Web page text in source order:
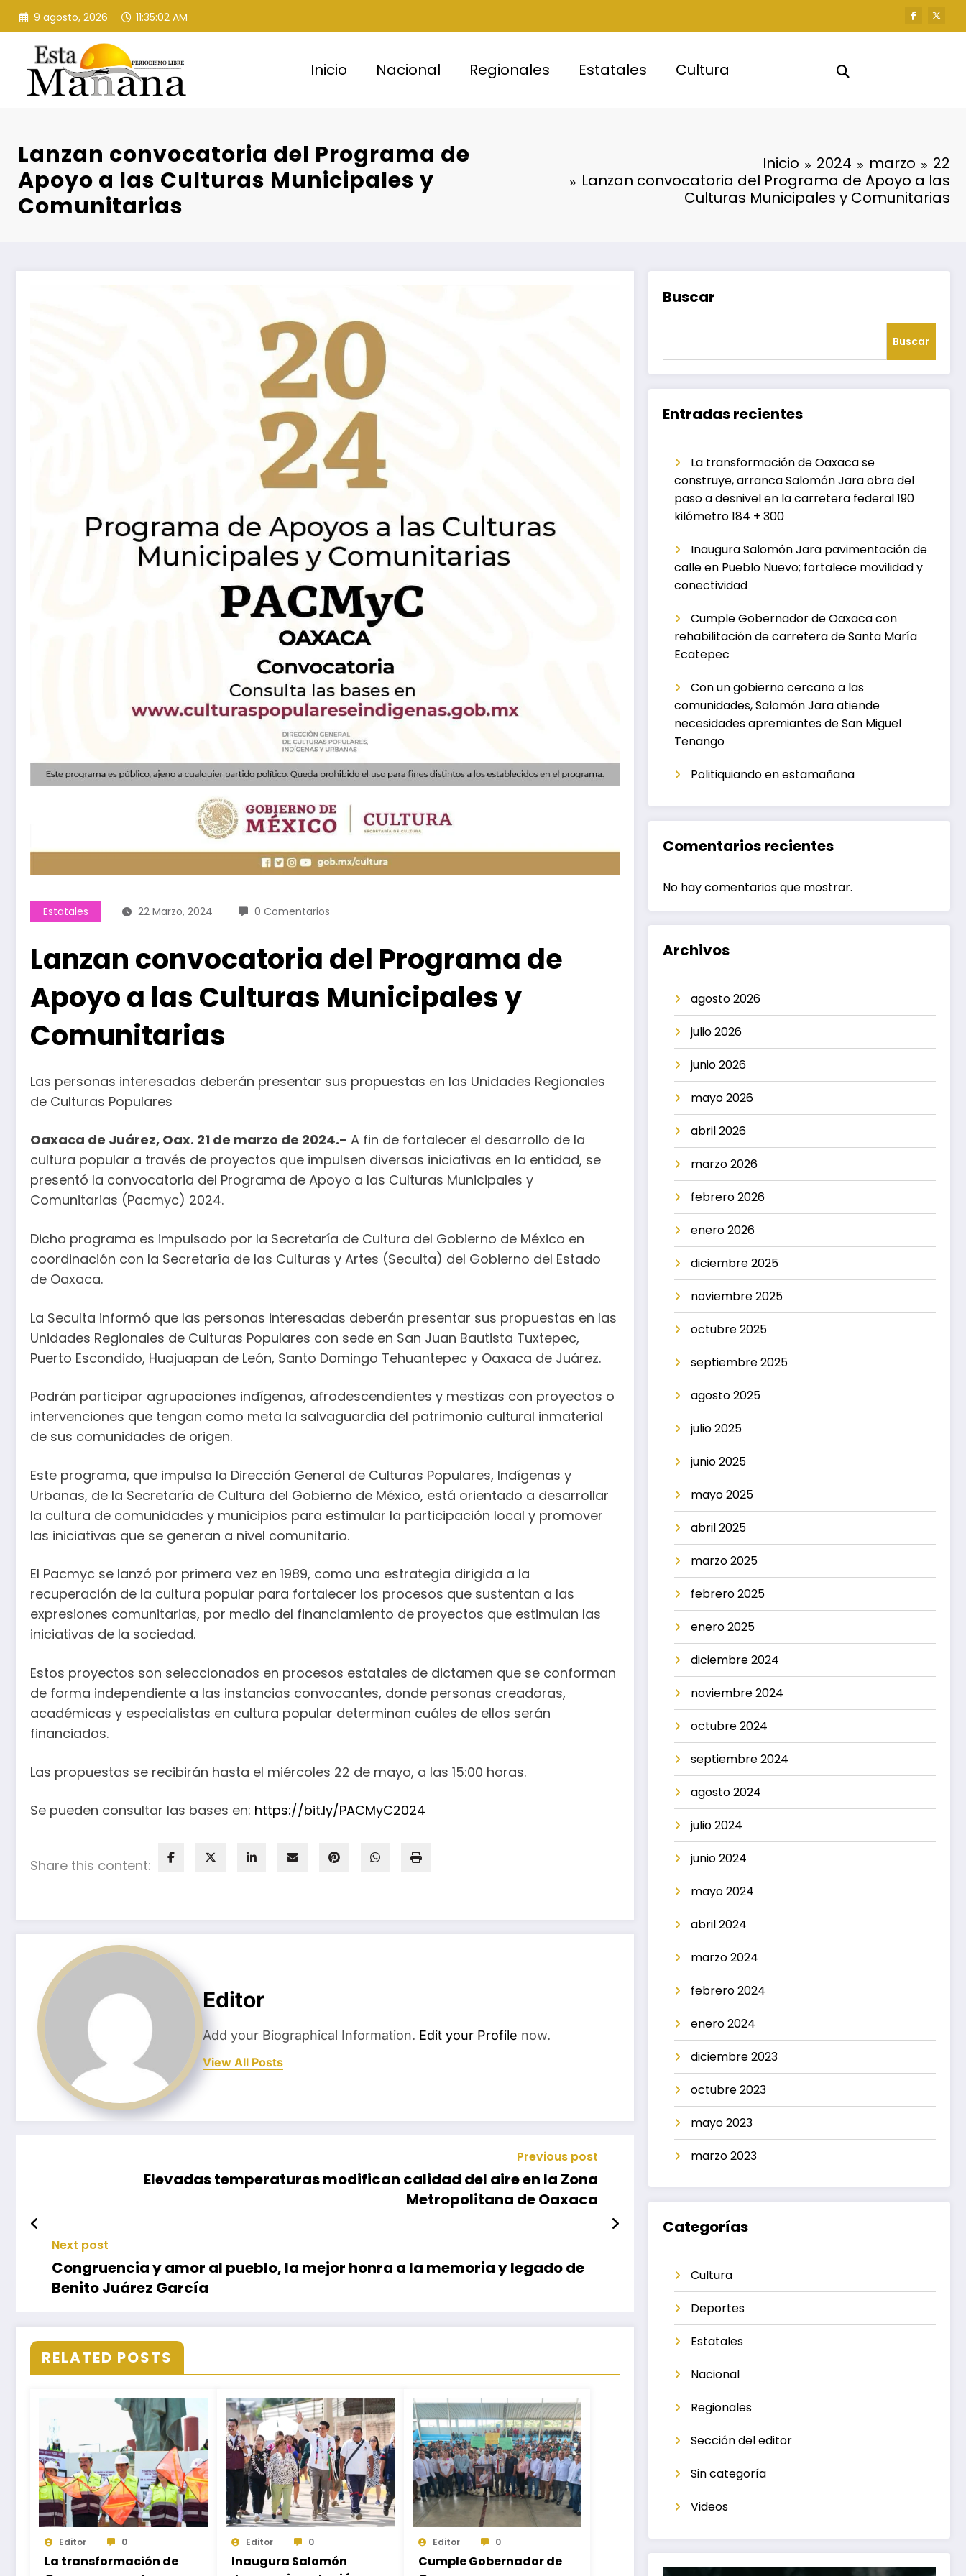
Saltar
contenido
9 agosto, 2026 11:35:03 AM
Inicio Nacional Regionales Estatales Cultura
Lanzan convocatoria del Programa de
Apoyo a las Culturas Municipales y
Comunitarias
Inicio 2024 marzo
22
Lanzan convocatoria del Programa de Apoyo a las
Culturas Municipales y Comunitarias
Estatales 22 Marzo, 2024 0 Comentarios
Lanzan convocatoria del Programa de
Apoyo a las Culturas Municipales y
Comunitarias
Las personas interesadas deberán presentar sus propuestas en las Unidades Regionales
de Culturas Populares
Oaxaca de Juárez, Oax. 21 de marzo de 2024.- A fin de fortalecer el desarrollo de la
cultura popular a través de proyectos que impulsen diversas iniciativas en la entidad, se
presentó la convocatoria del Programa de Apoyo a las Culturas Municipales y
Comunitarias (Pacmyc) 2024.
Dicho programa es impulsado por la Secretaría de Cultura del Gobierno de México en
coordinación con la Secretaría de las Culturas y Artes (Seculta) del Gobierno del Estado
de Oaxaca.
La Seculta informó que las personas interesadas deberán presentar sus propuestas en las
Unidades Regionales de Culturas Populares con sede en San Juan Bautista Tuxtepec,
Puerto Escondido, Huajuapan de León, Santo Domingo Tehuantepec y Oaxaca de Juárez.
Podrán participar agrupaciones indígenas, afrodescendientes y mestizas con proyectos o
intervenciones que tengan como meta la salvaguardia del patrimonio cultural inmaterial
de sus comunidades de origen.
Este programa, que impulsa la Dirección General de Culturas Populares, Indígenas y
Urbanas, de la Secretaría de Cultura del Gobierno de México, está orientado a desarrollar
la cultura de comunidades y municipios para estimular la participación local y promover
las iniciativas que se generan a nivel comunitario.
El Pacmyc se lanzó por primera vez en 1989, como una estrategia dirigida a la
recuperación de la cultura popular para fortalecer los procesos que sustentan a las
expresiones comunitarias, por medio del financiamiento de proyectos que estimulan las
iniciativas de la sociedad.
Estos proyectos son seleccionados en procesos estatales de dictamen que se conforman
de forma independiente a las instancias convocantes, donde personas creadoras,
académicas y especialistas en cultura popular determinan cuáles de ellos serán
financiados.
Las propuestas se recibirán hasta el miércoles 22 de mayo, a las 15:00 horas.
Se pueden consultar las bases en: https://bit.ly/PACMyC2024
Share this content:
Editor
Add your Biographical Information. Edit your Profile now.
View All Posts
Previous post
Elevadas temperaturas modifican calidad del aire en la Zona
Metropolitana de Oaxaca
Next post
Congruencia y amor al pueblo, la mejor honra a la memoria y legado de
Benito Juárez García
RELATED POSTS
Editor 0
La transformación de
Editor 0
Inaugura Salomón
Editor 0
Cumple Gobernador de
Buscar
Buscar
Entradas recientes
La transformación de Oaxaca se
construye, arranca Salomón Jara obra del
paso a desnivel en la carretera federal 190
kilómetro 184 + 300
Inaugura Salomón Jara pavimentación de
calle en Pueblo Nuevo; fortalece movilidad y
conectividad
Cumple Gobernador de Oaxaca con
rehabilitación de carretera de Santa María
Ecatepec
Con un gobierno cercano a las
comunidades, Salomón Jara atiende
necesidades apremiantes de San Miguel
Tenango
Politiquiando en estamañana
Comentarios recientes
No hay comentarios que mostrar.
Archivos
agosto 2026
julio 2026
junio 2026
mayo 2026
abril 2026
marzo 2026
febrero 2026
enero 2026
diciembre 2025
noviembre 2025
octubre 2025
septiembre 2025
agosto 2025
julio 2025
junio 2025
mayo 2025
abril 2025
marzo 2025
febrero 2025
enero 2025
diciembre 2024
noviembre 2024
octubre 2024
septiembre 2024
agosto 2024
julio 2024
junio 2024
mayo 2024
abril 2024
marzo 2024
febrero 2024
enero 2024
diciembre 2023
octubre 2023
mayo 2023
marzo 2023
Categorías
Cultura
Deportes
Estatales
Nacional
Regionales
Sección del editor
Sin categoría
Videos